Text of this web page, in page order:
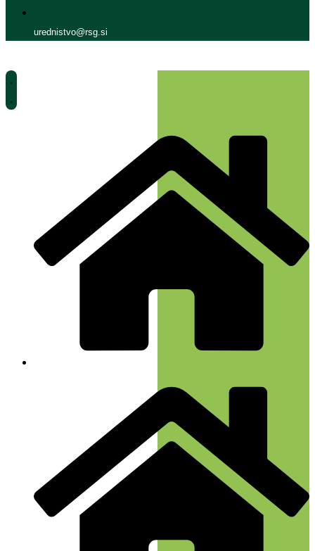
urednistvo@rsg.si